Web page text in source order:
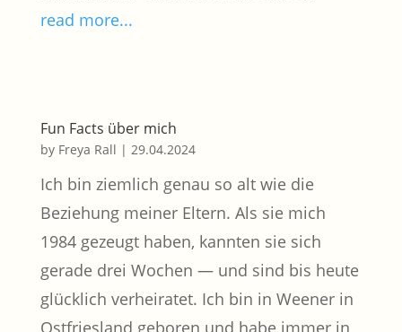
read more...
Fun Facts über mich
by Freya Rall | 29.04.2024
Ich bin ziemlich genau so alt wie die
Beziehung meiner Eltern. Als sie mich
1984 gezeugt haben, kannten sie sich
gerade drei Wochen — und sind bis heute
glücklich verheiratet. Ich bin in Weener in
Ostfriesland geboren und habe immer in